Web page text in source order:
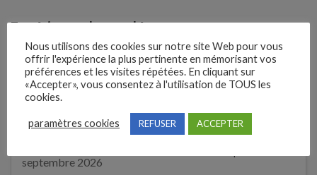
Expérience demandée
Débutant accepté
septembre 2026
Nous utilisons des cookies sur notre site Web pour vous
offrir l'expérience la plus pertinente en mémorisant vos
préférences et les visites répétées. En cliquant sur
«Accepter», vous consentez à l'utilisation de TOUS les
cookies.
paramètres cookies REFUSER ACCEPTER